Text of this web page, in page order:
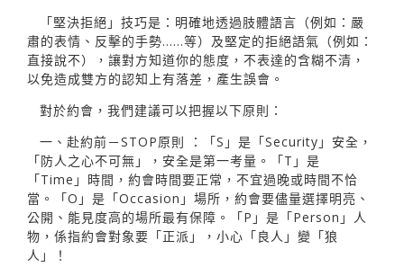
「堅決拒絕」技巧是：明確地透過肢體語言（例如：嚴
肅的表情、反擊的手勢……等）及堅定的拒絕語氣（例如：
直接說不），讓對方知道你的態度，不表達的含糊不清，
以免造成雙方的認知上有落差，產生誤會。
對於約會，我們建議可以把握以下原則：
一、赴約前－STOP原則 ：「S」是「Security」安全，
「防人之心不可無」，安全是第一考量。「T」是
「Time」時間，約會時間要正常，不宜過晚或時間不恰
當。「O」是「Occasion」場所，約會要儘量選擇明亮、
公開、能見度高的場所最有保障。「P」是「Person」人
物，係指約會對象要「正派」，小心「良人」變「狼
人」！